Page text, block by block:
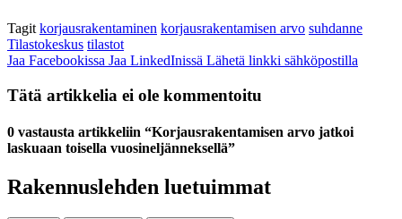
Tagit korjausrakentaminen korjausrakentamisen arvo suhdanne
Tilastokeskus tilastot
Jaa Facebookissa Jaa LinkedInissä Lähetä linkki sähköpostilla
Tätä artikkelia ei ole kommentoitu
0 vastausta artikkeliin “Korjausrakentamisen arvo jatkoi
laskuaan toisella vuosineljänneksellä”
Rakennuslehden luetuimmat